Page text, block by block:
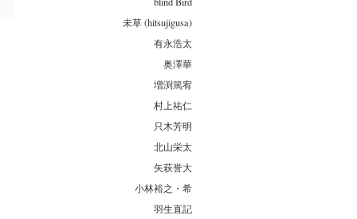
未草 (hitsujigusa)
有永浩太
奥澤華
増渕篤宥
村上祐仁
只木芳明
北山栄太
矢萩誉大
小林裕之・希
羽生直記